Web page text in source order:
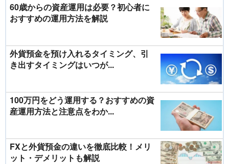
60歳からの資産運用は必要？初心者に
おすすめの運用方法を解説
外貨預金を預け入れるタイミング、引
き出すタイミングはいつが...
100万円をどう運用する？おすすめの資
産運用方法と注意点をわか...
FXと外貨預金の違いを徹底比較！メリ
ット・デメリットも解説